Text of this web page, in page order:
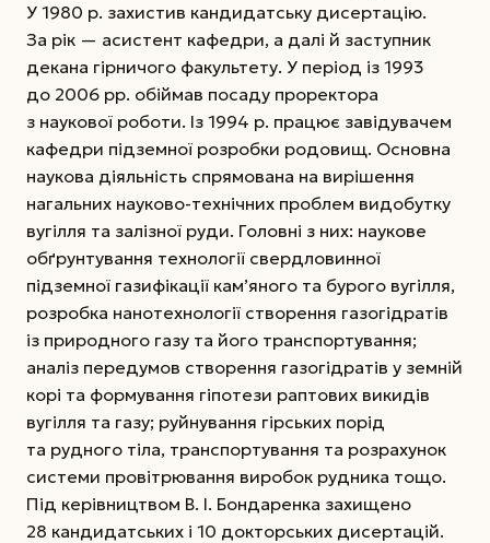
У 1980 р. захистив кандидатську дисертацію.
За рік — асистент кафедри, а далі й заступник
декана гірничого факультету. У період із 1993
до 2006 рр. обіймав посаду проректора
з наукової роботи. Із 1994 р. працює завідувачем
кафедри підземної розробки родовищ. Основна
наукова діяльність спрямована на вирішення
нагальних науково-технічних проблем видобутку
вугілля та залізної руди. Головні з них: наукове
обґрунтування технології свердловинної
підземної газифікації кам’яного та бурого вугілля,
розробка нанотехнології створення газогідратів
із природного газу та його транспортування;
аналіз передумов створення газогідратів у земній
корі та формування гіпотези раптових викидів
вугілля та газу; руйнування гірських порід
та рудного тіла, транспортування та розрахунок
системи провітрювання виробок рудника тощо.
Під керівництвом В. І. Бондаренка захищено
28 кандидатських і 10 докторських дисертацій.